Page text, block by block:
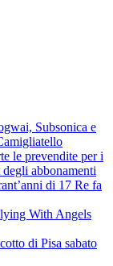
Subsonica e
le prevendite per i
abbonamenti
di 17 Re fa
With Angels
di Pisa sabato